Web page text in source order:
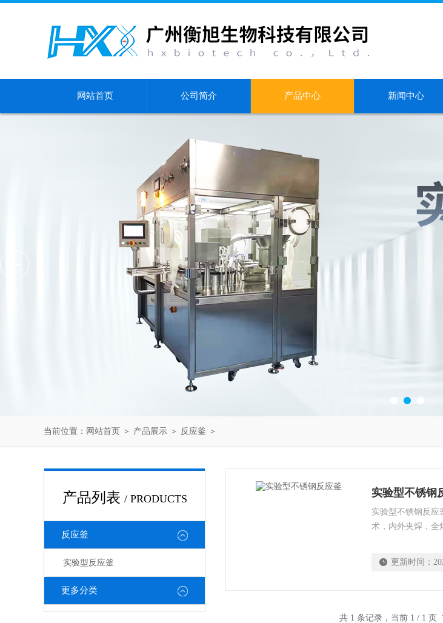
网站首页 公司简介 产品中心 新闻中心
当前位置： 网站首页 ＞ 产品展示 ＞ 反应釜 ＞
产品列表 / PRODUCTS
反应釜
实验型反应釜
更多分类
实验型不锈钢
实验型不锈钢反应
术，内外夹焊，全
更新时间：
共 1 条记录，当前 1 / 1